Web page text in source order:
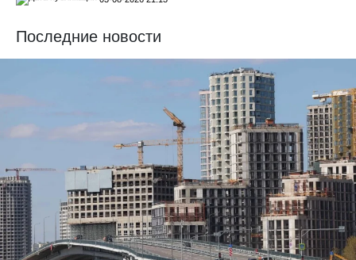
Последние новости